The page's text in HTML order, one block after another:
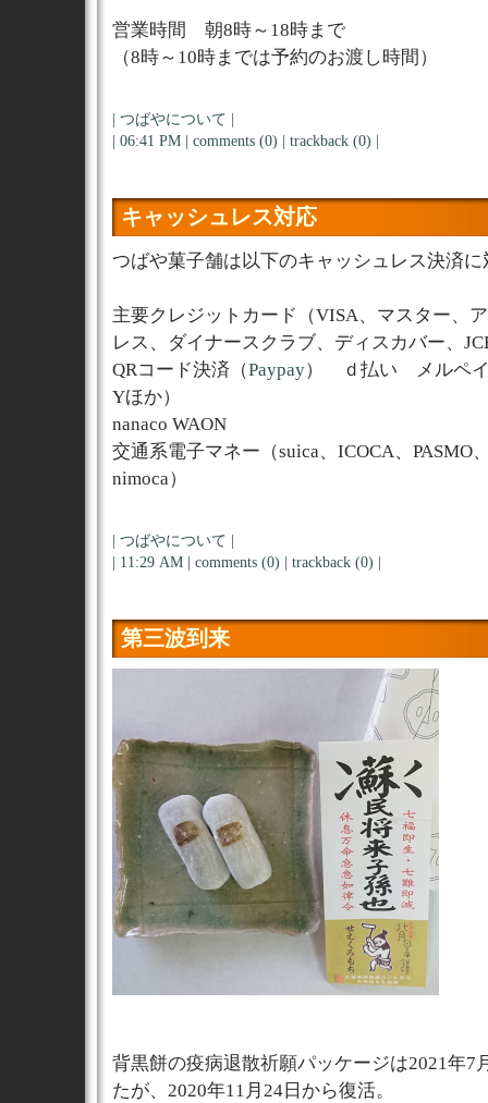
営業時間 朝8時～18時まで
（8時～10時までは予約のお渡し時間）
つばやについて
| 06:41 PM | comments (0) trackback (0)
キャッシュレス対応
つばや菓子舗は以下のキャッシュレス決済
主要クレジットカード（VISA、マスター、
レス、ダイナースクラブ、ディスカバー、
QRコード決済（Paypay） ｄ払い メルペイ
Yほか）
nanaco WAON
交通系電子マネー（suica、ICOCA、PASMO
nimoca）
つばやについて
| 11:29 AM | comments (0) trackback (0)
第三波到来
背黒餅の疫病退散祈願パッケージは2021年7
たが、2020年11月24日から復活。